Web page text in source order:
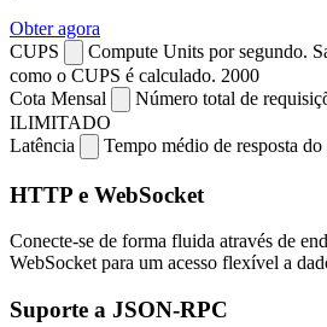
Obter agora
CUPS
Compute Units por segundo.
como o CUPS é calculado. 2000
Cota Mensal
Número total de
ILIMITADO
Latência
Tempo médio de resposta
HTTP e WebSocket
Conecte-se de forma fluida através de
WebSocket para um acesso flexível a
Suporte a JSON-RPC